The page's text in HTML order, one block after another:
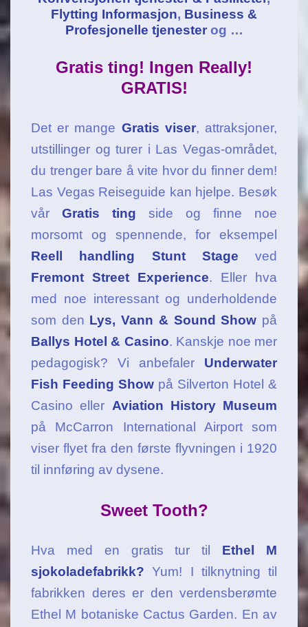
Flytting Informasjon, Business &
Profesjonelle tjenesterog …
Gratis ting! Ingen Really!
GRATIS!
Det er mange Gratis viser, attraksjoner,
utstillinger og turer i Las Vegas-området,
du trenger bare å vite hvor du finner dem!
Las Vegas Reiseguide kan hjelpe. Besøk
vår Gratis ting
side og finne noe
morsomt og spennende, for eksempel
Reell handling Stunt Stage ved
Fremont Street Experience. Eller hva
med noe interessant og underholdende
som den Lys, Vann & Sound Show på
Ballys Hotel & Casino. Kanskje noe mer
pedagogisk? Vi anbefaler Underwater
Fish Feeding Show på Silverton Hotel &
Casino eller Aviation History Museum
på McCarron International Airport som
viser flyet fra den første flyvningen i 1920
til innføring av dysene.
Sweet Tooth?
Hva med en gratis tur til Ethel M
sjokoladefabrikk? Yum! I tilknytning til
fabrikken deres er den verdensberømte
Ethel M botaniske Cactus Garden. En av